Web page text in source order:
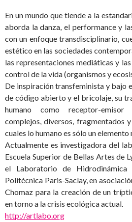
En un mundo que tiende a la
aborda la danza, el performance y
con un enfoque transdisciplinario,
estético en las sociedades
las representaciones mediáticas y
control de la vida (organismos y
De inspiración transfeminista y bajo
de código abierto y el bricolaje, su
humano como receptor-
complejos, diversos, fragmentados
cuales lo humano es sólo un elemento
Actualmente es investigadora del
Escuela Superior de Bellas Artes de
el Laboratorio de Hidrodinámica
Politécnica Paris-Saclay, en
Chomaz para la creación de un
en torno a la crisis ecológica actual.
http://artlabo.org